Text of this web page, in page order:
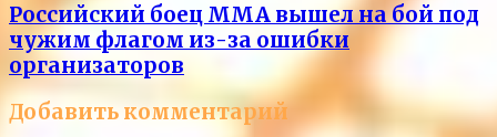
Российский боец MMA вышел на бой под
чужим флагом из-за ошибки
организаторов
Добавить комментарий